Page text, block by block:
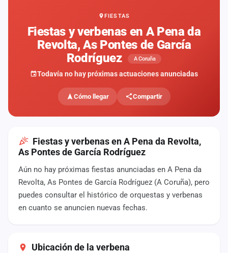
FIESTAS
Fiestas y verbenas en A Pena da
Revolta, As Pontes de García
Rodríguez
A Coruña
Todavía no hay próximas actuaciones anunciadas
Cómo llegar Compartir
Fiestas y verbenas en A Pena da Revolta,
As Pontes de García Rodríguez
Aún no hay próximas fiestas anunciadas en A Pena da
Revolta, As Pontes de García Rodríguez (A Coruña), pero
puedes consultar el histórico de orquestas y verbenas
en cuanto se anuncien nuevas fechas.
Ubicación de la verbena
fiestas
Fichajes
Vídeos
Anuncios
sesión